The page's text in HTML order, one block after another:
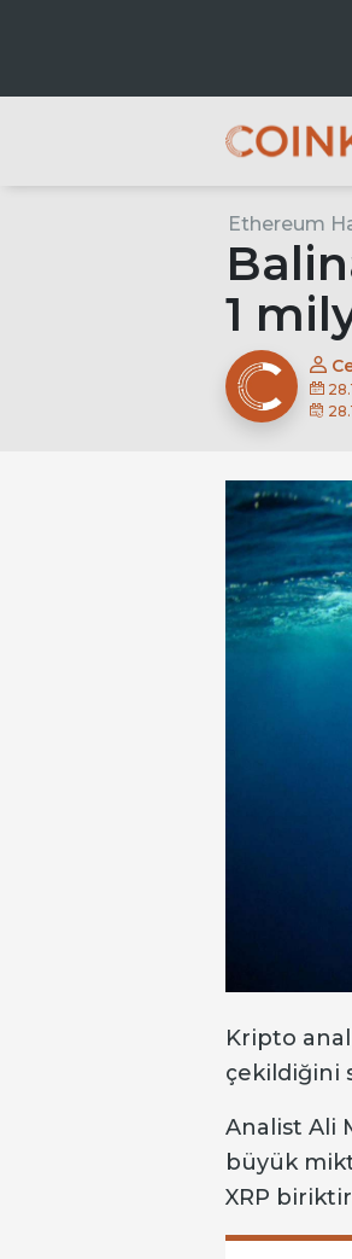
Ethereum
1
Kripto
çekildiğini
Analist Ali
büyük
XRP